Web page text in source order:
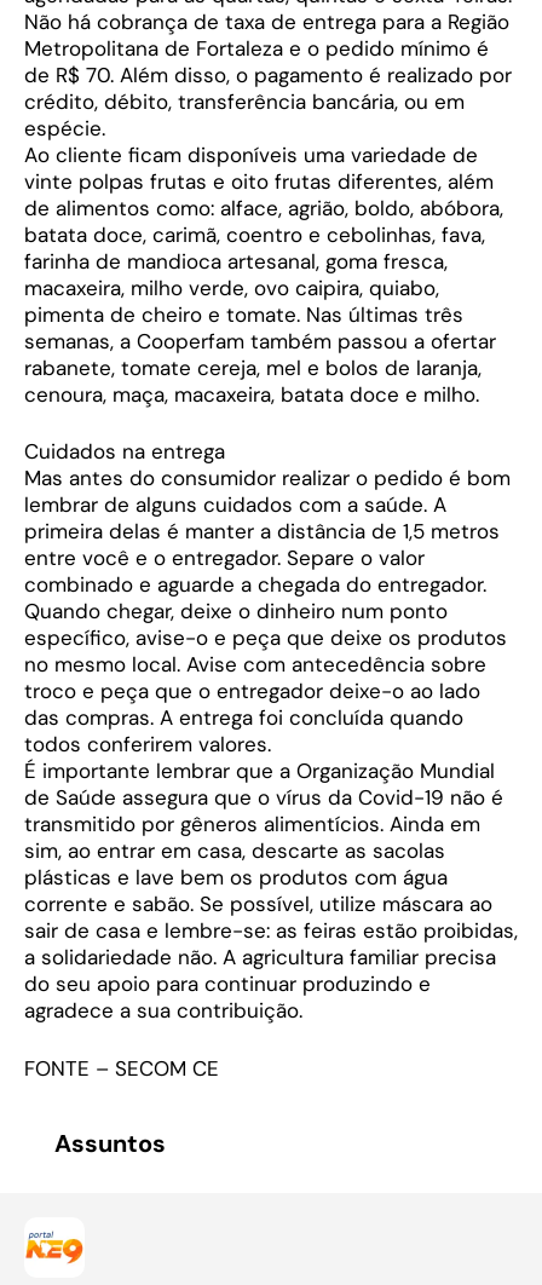
Não há cobrança de taxa de entrega para a Região
Metropolitana de Fortaleza e o pedido mínimo é
de R$ 70. Além disso, o pagamento é realizado por
crédito, débito, transferência bancária, ou em
espécie.
Ao cliente ficam disponíveis uma variedade de
vinte polpas frutas e oito frutas diferentes, além
de alimentos como: alface, agrião, boldo, abóbora,
batata doce, carimã, coentro e cebolinhas, fava,
farinha de mandioca artesanal, goma fresca,
macaxeira, milho verde, ovo caipira, quiabo,
pimenta de cheiro e tomate. Nas últimas três
semanas, a Cooperfam também passou a ofertar
rabanete, tomate cereja, mel e bolos de laranja,
cenoura, maça, macaxeira, batata doce e milho.
Cuidados na entrega
Mas antes do consumidor realizar o pedido é bom
lembrar de alguns cuidados com a saúde. A
primeira delas é manter a distância de 1,5 metros
entre você e o entregador. Separe o valor
combinado e aguarde a chegada do entregador.
Quando chegar, deixe o dinheiro num ponto
específico, avise-o e peça que deixe os produtos
no mesmo local. Avise com antecedência sobre
troco e peça que o entregador deixe-o ao lado
das compras. A entrega foi concluída quando
todos conferirem valores.
É importante lembrar que a Organização Mundial
de Saúde assegura que o vírus da Covid-19 não é
transmitido por gêneros alimentícios. Ainda em
sim, ao entrar em casa, descarte as sacolas
plásticas e lave bem os produtos com água
corrente e sabão. Se possível, utilize máscara ao
sair de casa e lembre-se: as feiras estão proibidas,
a solidariedade não. A agricultura familiar precisa
do seu apoio para continuar produzindo e
agradece a sua contribuição.
FONTE – SECOM CE
Assuntos